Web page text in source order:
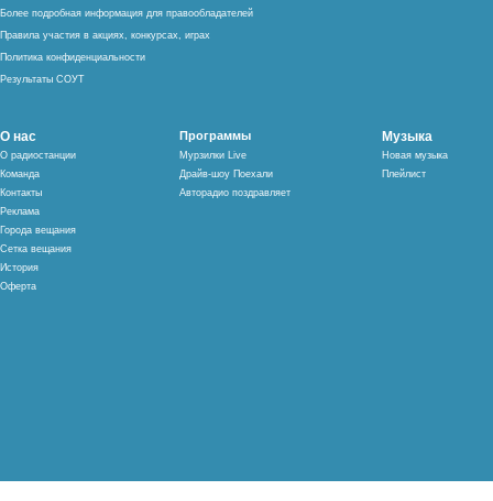
Более подробная информация для правообладателей
Правила участия в акциях, конкурсах, играх
Политика конфиденциальности
Результаты СОУТ
О нас
О радиостанции
Команда
Контакты
Реклама
Города вещания
Сетка вещания
История
Оферта
Программы
Мурзилки Live
Драйв-шоу Поехали
Авторадио поздравляет
Музыка
Новая музыка
Плейлист